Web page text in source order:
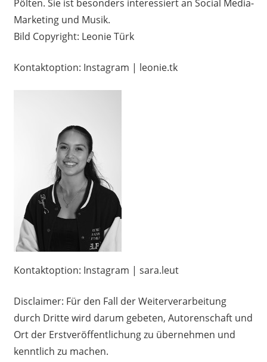
Pölten. Sie ist besonders interessiert an Social Media-
Marketing und Musik.
Bild Copyright: Leonie Türk
Kontaktoption: Instagram | leonie.tk
Kontaktoption: Instagram | sara.leut
Disclaimer: Für den Fall der Weiterverarbeitung
durch Dritte wird darum gebeten, Autorenschaft und
Ort der Erstveröffentlichung zu übernehmen und
kenntlich zu machen.